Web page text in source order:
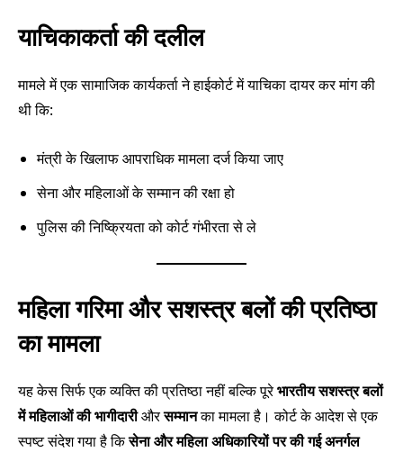
याचिकाकर्ता की दलील
मामले में एक सामाजिक कार्यकर्ता ने हाईकोर्ट में याचिका दायर कर मांग की
थी कि:
मंत्री के खिलाफ आपराधिक मामला दर्ज किया जाए
सेना और महिलाओं के सम्मान की रक्षा हो
पुलिस की निष्क्रियता को कोर्ट गंभीरता से ले
महिला गरिमा और सशस्त्र बलों की प्रतिष्ठा
का मामला
यह केस सिर्फ एक व्यक्ति की प्रतिष्ठा नहीं बल्कि पूरेभारतीय सशस्त्र बलों
में महिलाओं की भागीदारीऔरसम्मानका मामला है। कोर्ट के आदेश से एक
स्पष्ट संदेश गया है किसेना और महिला अधिकारियों पर की गई अनर्गल